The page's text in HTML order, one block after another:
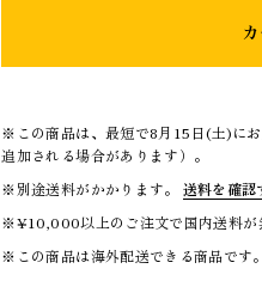
※この商品は、最短で8月15日(土)に
追加される場合があります）。
※別途送料がかかります。
送料を確認
※¥10,000以上のご注文で国内送料が
※この商品は海外配送できる商品です。